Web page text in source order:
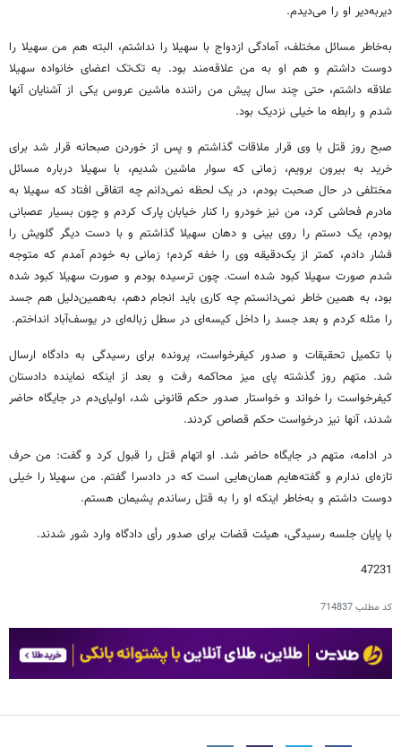
دیربه‌دیر او را می‌دیدم.
به‌خاطر مسائل مختلف، آمادگی ازدواج با سهیلا را نداشتم، البته هم من سهیلا را
دوست داشتم و هم او به من علاقه‌مند بود. به تک‌تک اعضای خانواده سهیلا
علاقه داشتم، حتی چند سال پیش من راننده ماشین عروس یکی از آشنایان آنها
شدم و رابطه ما خیلی نزدیک بود.
صبح روز قتل با وی قرار ملاقات گذاشتم و پس از خوردن صبحانه قرار شد برای
خرید به بیرون برویم، زمانی که سوار ماشین شدیم، با سهیلا درباره مسائل
مختلفی در حال صحبت بودم، در یک لحظه نمی‌دانم چه اتفاقی افتاد که سهیلا به
مادرم فحاشی کرد، من نیز خودرو را کنار خیابان پارک کردم و چون بسیار عصبانی
بودم، یک دستم را روی بینی و دهان سهیلا گذاشتم و با دست دیگر گلویش را
فشار دادم، کمتر از یک‌دقیقه وی را خفه کردم؛ زمانی به خودم آمدم که متوجه
شدم صورت سهیلا کبود شده است. چون ترسیده بودم و صورت سهیلا کبود شده
بود، به همین خاطر نمی‌دانستم چه کاری باید انجام دهم، به‌همین‌دلیل هم جسد
را مثله کردم و بعد جسد را داخل کیسه‌ای در سطل زباله‌ای در یوسف‌آباد انداختم.
با تکمیل تحقیقات و صدور کیفرخواست، پرونده برای رسیدگی به دادگاه ارسال
شد. متهم روز گذشته پای میز محاکمه رفت و بعد از اینکه نماینده دادستان
کیفرخواست را خواند و خواستار صدور حکم قانونی شد، اولیای‌دم در جایگاه حاضر
شدند، آنها نیز درخواست حکم قصاص کردند.
در ادامه، متهم در جایگاه حاضر شد. او اتهام قتل را قبول کرد و گفت: من حرف
تازه‌ای ندارم و گفته‌هایم همان‌هایی است که در دادسرا گفتم. من سهیلا را خیلی
دوست داشتم و به‌خاطر اینکه او را به قتل رساندم پشیمان هستم.
با پایان جلسه رسیدگی، هیئت قضات برای صدور رأی دادگاه وارد شور شدند.
47231
کد مطلب714837